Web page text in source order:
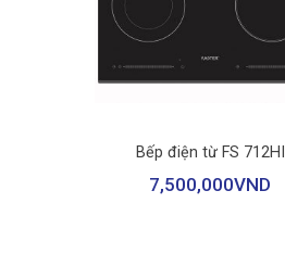
Bếp điện từ FS 712HI
7,500,000VND